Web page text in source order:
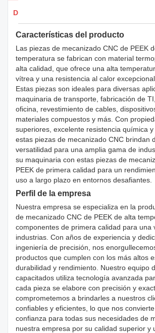
Detalles de los productos
Características del producto
Las piezas de mecanizado CNC de PEEK
temperatura se fabrican con material
alta calidad, que ofrece una alta
vítrea y una resistencia al calor
Estas piezas son ideales para diversas
maquinaria de transporte, fabricación de
oficina, revestimiento de cables,
materiales compuestos y más. Con
superiores, excelente resistencia química y
estas piezas de mecanizado CNC brindan
versatilidad para una amplia gama de
su maquinaria con estas piezas de
PEEK de primera calidad para un
uso a largo plazo en entornos desafiantes.
Perfil de la empresa
Nuestra empresa se especializa en la
de mecanizado CNC de PEEK de alta
componentes de primera calidad para una
industrias. Con años de experiencia y
ingeniería de precisión, nos
productos que cumplen con los más altos
durabilidad y rendimiento. Nuestro equipo
capacitados utiliza tecnología avanzada
cada pieza se elabore con precisión y
comprometemos a brindarles a nuestros
confiables y eficientes, lo que nos
confianza para todas sus necesidades de
nuestra empresa por su calidad superior y